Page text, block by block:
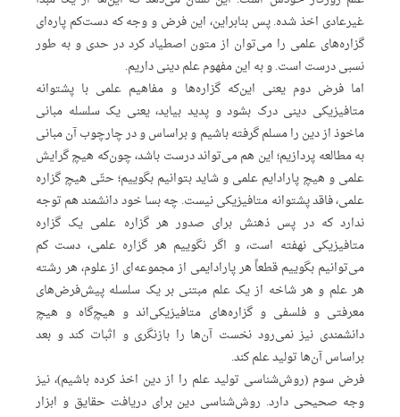
غیرعادی اخذ شده. پس بنابراین، این فرض و وجه که دست‌کم پاره‌ای
گزاره‌های علمی را می‌توان از متون اصطیاد کرد در حدی و به‌ طور
نسبی درست است. و به این مفهوم علم دینی داریم.
اما فرض دوم یعنی این‌که گزاره‌ها و مفاهیم علمی با پشتوانه‌
متافیزیکی دینی درک بشود و پدید بیاید، یعنی یک سلسله مبانی
ماخوذ از دین را مسلم گرفته باشیم و براساس و در چارچوب آن مبانی
به مطالعه پردازیم؛ این هم می‌تواند درست باشد، چون‌که هیچ گرایش
علمی و هیچ پارادایم علمی و شاید بتوانیم بگوییم؛ حتّی هیچ گزاره
علمی، فاقد پشتوانه متافیزیکی نیست. چه بسا خود دانشمند هم توجه
ندارد که در پس ذهنش برای صدور هر گزاره علمی یک گزاره
متافیزیکی نهفته است، و اگر نگوییم هر گزاره علمی، دست کم
می‌توانیم بگوییم قطعاً هر پارادایمی از مجموعه‌‌‌ای از علوم، هر رشته
هر علم و هر شاخه از یک علم مبتنی بر یک سلسله پیش‌فرض‌های
معرفتی و فلسفی و گزاره‌‌های متافیزیکی‌اند و هیچ‌گاه و هیچ
دانشمندی نیز نمی‌رود نخست آن‌ها را بازنگری و اثبات کند و بعد
براساس آن‌ها تولید علم کند.
فرض سوم (روش‌شناسی تولید علم را از دین اخذ کرده باشیم)، نیز
وجه صحیحی دارد. روش‌شناسی دین برای دریافت حقایق و ابزار